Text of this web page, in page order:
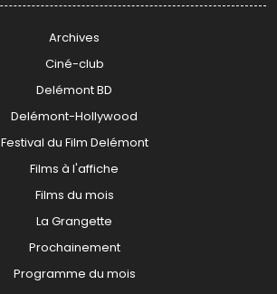
Archives
Ciné-club
Delémont BD
Delémont-Hollywood
Festival du Film Delémont
Films à l'affiche
Films du mois
La Grangette
Prochainement
Programme du mois